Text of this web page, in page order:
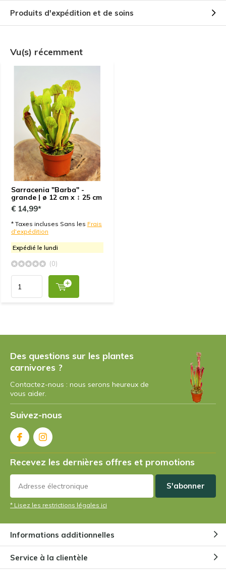
Produits d'expédition et de soins
Vu(s) récemment
Sarracenia "Barba" -
grande | ø 12 cm x ↕ 25 cm
€ 14,99*
* Taxes incluses Sans les Frais
d'expédition
Expédié le lundi
(0)
Des questions sur les plantes
carnivores ?
Contactez-nous : nous serons heureux de
vous aider.
Suivez-nous
Recevez les dernières offres et promotions
S'abonner
* Lisez les restrictions légales ici
Informations additionnelles
Service à la clientèle